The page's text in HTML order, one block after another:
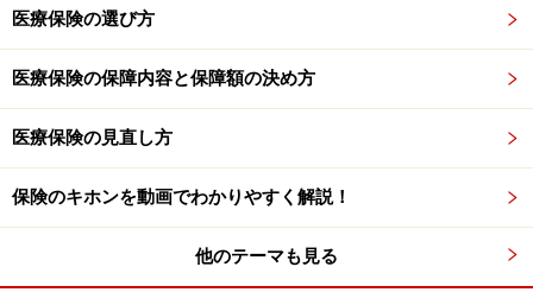
医療保険の選び方
医療保険の保障内容と保障額の決め方
医療保険の見直し方
保険のキホンを動画でわかりやすく解説！
他のテーマも見る